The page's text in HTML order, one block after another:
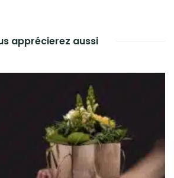
apprécierez aussi